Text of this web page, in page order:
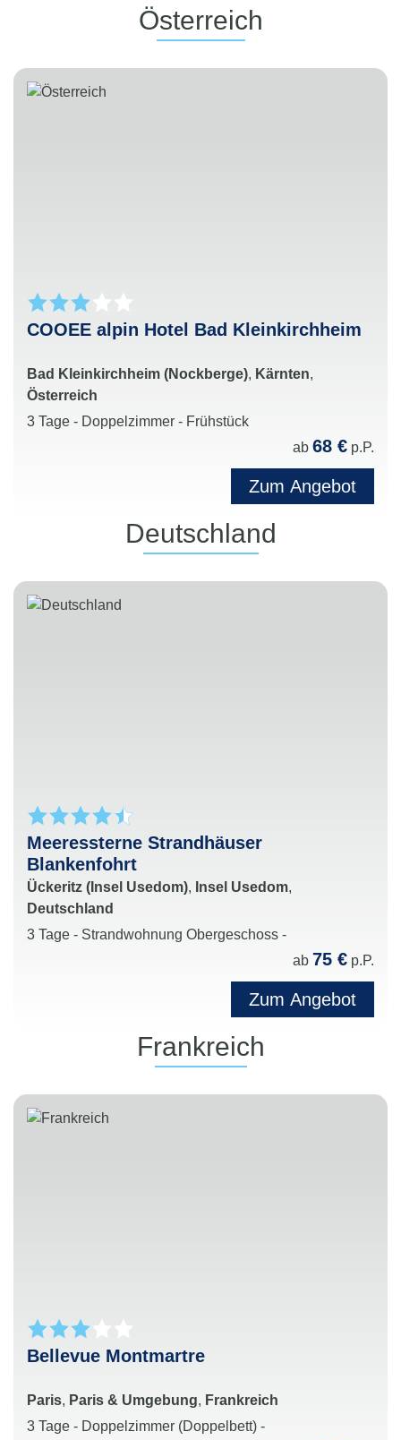
Österreich
COOEE alpin Hotel Bad Kleinkirchheim
Bad Kleinkirchheim (Nockberge), Kärnten,
Österreich
3 Tage - Doppelzimmer - Frühstück
ab 68 € p.P.
Zum Angebot
Deutschland
Meeressterne Strandhäuser
Blankenfohrt
Ückeritz (Insel Usedom), Insel Usedom,
Deutschland
3 Tage - Strandwohnung Obergeschoss -
ab 75 € p.P.
Zum Angebot
Frankreich
Bellevue Montmartre
Paris, Paris & Umgebung, Frankreich
3 Tage - Doppelzimmer (Doppelbett) -